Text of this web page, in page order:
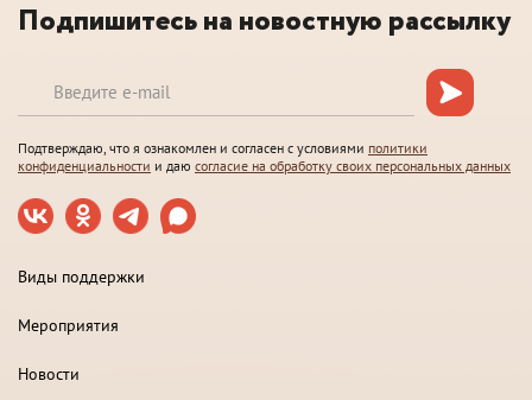
Подпишитесь на новостную рассылку
Подтверждаю, что я ознакомлен и согласен с условиями политики
конфиденциальности и даю согласие на обработку своих персональных данных
Виды поддержки
Мероприятия
Новости